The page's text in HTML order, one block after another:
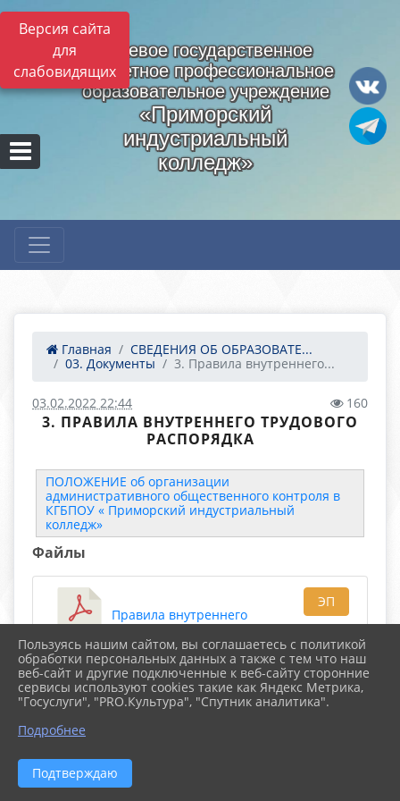
Версия сайта
для
слабовидящих
Краевое государственное
бюджетное профессиональное
образовательное учреждение
«Приморский
индустриальный
колледж»
Главная
СВЕДЕНИЯ ОБ ОБРАЗОВАТЕ...
03. Документы
3. Правила внутреннего...
03.02.2022 22:44 160
3. ПРАВИЛА ВНУТРЕННЕГО ТРУДОВОГО
РАСПОРЯДКА
ПОЛОЖЕНИЕ об организации
административного общественного контроля в
КГБПОУ « Приморский индустриальный
колледж»
Файлы
Правила внутреннего
трудового распорядка_2023-2025 (564.6
KiB)
ЭП
MiB)
ЭП
Пользуясь нашим сайтом, вы соглашаетесь с политикой
обработки персональных данных а также с тем что наш
веб-сайт и другие подключенные к веб-сайту сторонние
сервисы используют cookies такие как Яндекс Метрика,
"Госуслуги", "PRO.Культура", "Спутник аналитика".
Подробнее
Подтверждаю